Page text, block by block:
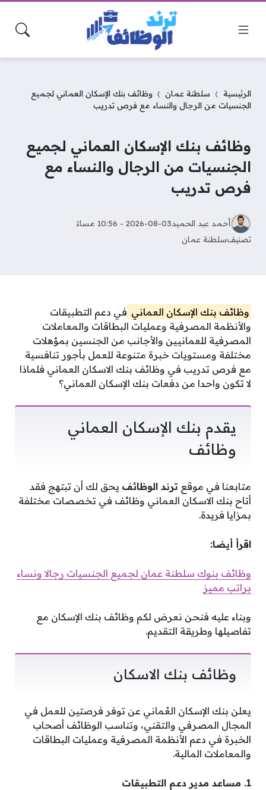
الرئيسية سلطنة عمان
وظائف بنك الإسكان العماني لجميع
الجنسيات من الرجال والنساء مع فرص تدريب
وظائف بنك الإسكان العماني لجميع
الجنسيات من الرجال والنساء مع
فرص تدريب
أحمد عبد الحميد2026-08-03 - 10:56 مساءً
تصنيفسلطنة عمان
وظائف بنك الإسكان العماني في دعم التطبيقات
والأنظمة المصرفية وعمليات البطاقات والمعاملات
المصرفية للعمانيين والأجانب من الجنسين بمؤهلات
مختلفة ومستويات خبرة متنوعة للعمل بأجور تنافسية
مع فرص تدريب في وظائف بنك الاسكان العماني فلماذا
لا تكون واحدا من دفعات بنك الإسكان العماني؟
يقدم بنك الإسكان العماني
وظائف
متابعنا في موقع ترند الوظائف يحق لك أن تبتهج فقد
أتاح بنك الاسكان العماني وظائف في تخصصات مختلفة
بمزايا فريدة.
اقرأ أيضا:
وظائف بنوك سلطنة عمان لجميع الجنسيات رجالا ونساء
براتب مميز
وبناء عليه فنحن نعرض لكم وظائف بنك الإسكان مع
تفاصيلها وطريقة التقديم.
وظائف بنك الاسكان
يعلن بنك الإسكان العُماني عن توفر فرصتين للعمل في
المجال المصرفي والتقني، وتناسب الوظائف أصحاب
الخبرة في دعم الأنظمة المصرفية وعمليات البطاقات
والمعاملات المالية.
1. مساعد مدير دعم التطبيقات